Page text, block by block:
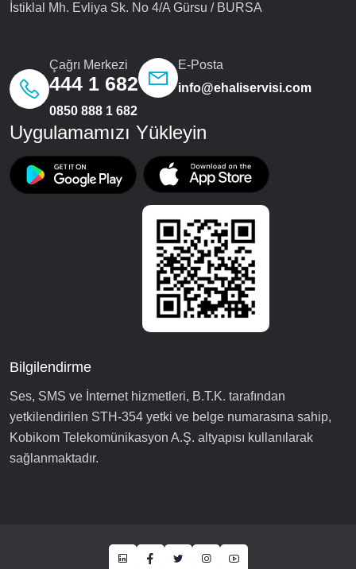
İstiklal Mh. Evliya Sk. No 4/A Gürsu / BURSA
Çağrı Merkezi
444 1 682
0850 888 1 682
E-Posta
info@ehaliservisi.com
Uygulamamızı Yükleyin
Bilgilendirme
Ses, SMS ve İnternet hizmetleri, B.T.K. tarafından
yetkilendirilen STH-354 yetki ve belge numarasına sahip,
Kobikom Telekomünikasyon A.Ş. altyapısı kullanılarak
sağlanmaktadır.